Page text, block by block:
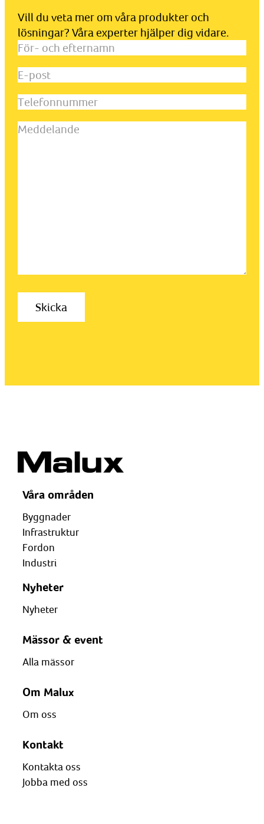
Vill du veta mer om våra produkter och
lösningar? Våra experter hjälper dig vidare.
För-
efternamn
E-
Telefonnummer
Meddelande(Obligatoriskt)
Våra områden
Byggnader
Infrastruktur
Fordon
Industri
Nyheter
Nyheter
Mässor & event
Alla mässor
Om Malux
Om oss
Kontakt
Kontakta oss
Jobba med oss